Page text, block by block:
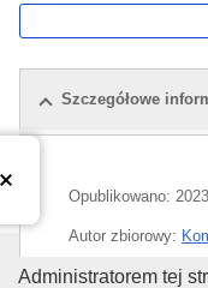
Szczegółowe
Opublikowano:
Autor zbiorowy:
Urząd
Administratorem tej